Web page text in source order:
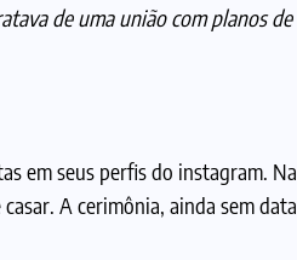
de uma união com planos de
em seus perfis do instagram. Na
A cerimônia, ainda sem data